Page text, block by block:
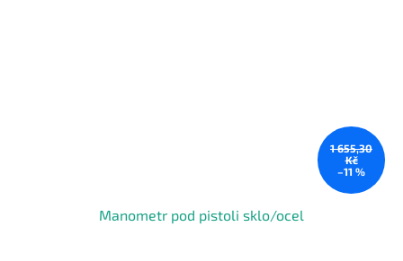
1 655,30
Kč
–11 %
Manometr pod pistoli sklo/ocel